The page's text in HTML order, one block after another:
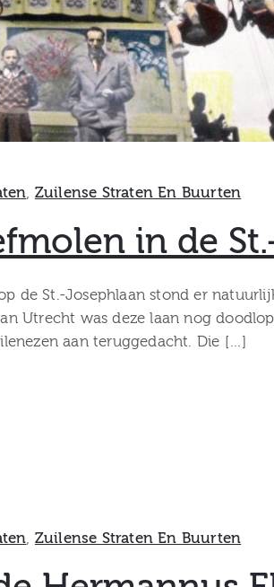
Zuilense Straten En Buurten
in de
de St.-Josephlaan stond er
Utrecht was deze laan nog
aan teruggedacht. Die […]
Zuilense Straten En Buurten